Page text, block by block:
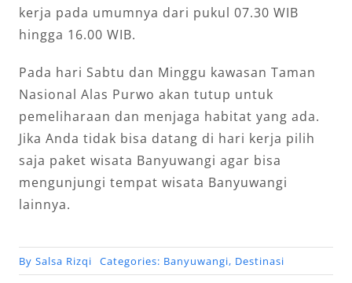
kerja pada umumnya dari pukul 07.30 WIB
hingga 16.00 WIB.
Pada hari Sabtu dan Minggu kawasan Taman
Nasional Alas Purwo akan tutup untuk
pemeliharaan dan menjaga habitat yang ada.
Jika Anda tidak bisa datang di hari kerja pilih
saja paket wisata Banyuwangi agar bisa
mengunjungi tempat wisata Banyuwangi
lainnya.
By Salsa Rizqi Categories: Banyuwangi, Destinasi